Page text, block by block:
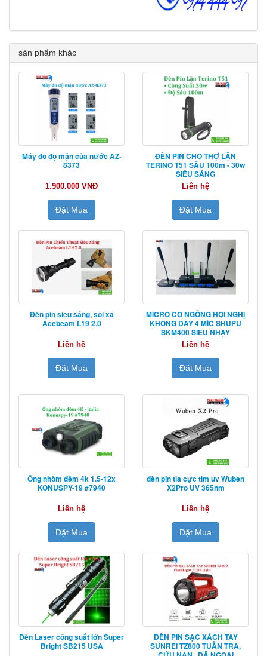
sản phẩm khác
Máy đo độ mặn của nước AZ-
8373
1.900.000 VNĐ
Đặt Mua
ĐÈN PIN CHO THỢ LẶN
TERINO T51 SÂU 100m - 30w
SIÊU SÁNG
Liên hệ
Đặt Mua
Đèn pin siêu sáng, soi xa
Acebeam L19 2.0
Liên hệ
Đặt Mua
MICRO CỔ NGỖNG HỘI NGHỊ
KHÔNG DÂY 4 MÍC SHUPU
SKM400 SIÊU NHẠY
Liên hệ
Đặt Mua
Ống nhòm đêm 4k 1.5-12x
KONUSPY-19 #7940
Liên hệ
Đặt Mua
đèn pin tia cực tím uv Wuben
X2Pro UV 365nm
Liên hệ
Đặt Mua
Đèn Laser công suất lớn Super
Bright SB215 USA
ĐÈN PIN SẠC XÁCH TAY
SUNREI TZ800 TUẦN TRA,